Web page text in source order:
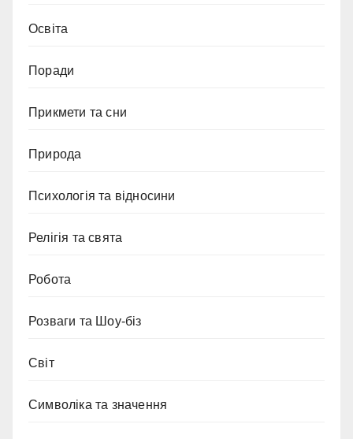
Освіта
Поради
Прикмети та сни
Природа
Психологія та відносини
Релігія та свята
Робота
Розваги та Шоу-біз
Світ
Символіка та значення